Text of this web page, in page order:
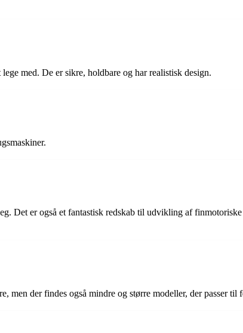
med. De er sikre, holdbare og har realistisk design.
Det er også et fantastisk redskab til udvikling af
der findes også mindre og større modeller, der passer til